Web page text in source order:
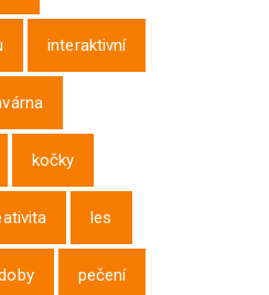
interaktivní
kočky
les
pečení